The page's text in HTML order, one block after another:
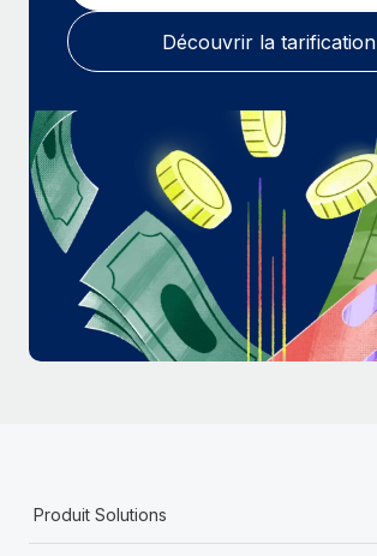
En savoir plus
Découvrir la tarification
Produit Solutions